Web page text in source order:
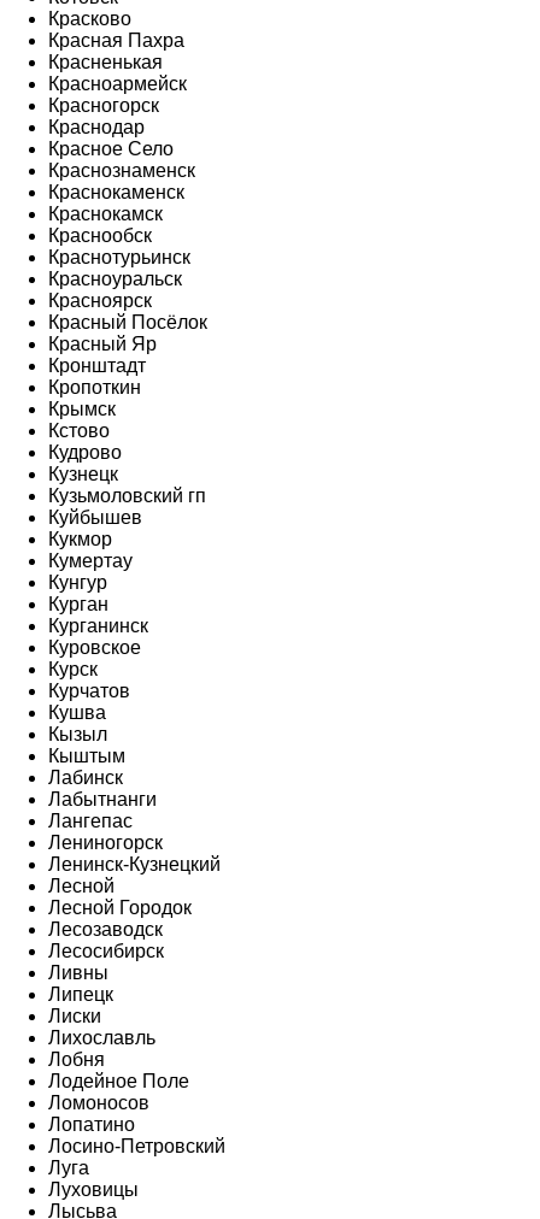
Красково
Красная Пахра
Красненькая
Красноармейск
Красногорск
Краснодар
Красное Село
Краснознаменск
Краснокаменск
Краснокамск
Краснообск
Краснотурьинск
Красноуральск
Красноярск
Красный Посёлок
Красный Яр
Кронштадт
Кропоткин
Крымск
Кстово
Кудрово
Кузнецк
Кузьмоловский гп
Куйбышев
Кукмор
Кумертау
Кунгур
Курган
Курганинск
Куровское
Курск
Курчатов
Кушва
Кызыл
Кыштым
Лабинск
Лабытнанги
Лангепас
Лениногорск
Ленинск-Кузнецкий
Лесной
Лесной Городок
Лесозаводск
Лесосибирск
Ливны
Липецк
Лиски
Лихославль
Лобня
Лодейное Поле
Ломоносов
Лопатино
Лосино-Петровский
Луга
Луховицы
Лысьва